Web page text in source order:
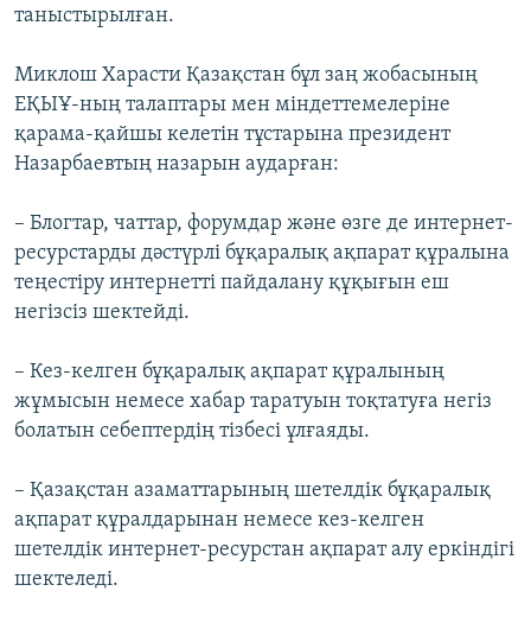
таныстырылған.
Миклош Харасти Қазақстан бұл заң жобасының
ЕҚЫҰ-ның талаптары мен міндеттемелеріне
қарама-қайшы келетін тұстарына президент
Назарбаевтың назарын аударған:
– Блогтар, чаттар, форумдар және өзге де интернет-
ресурстарды дәстүрлі бұқаралық ақпарат құралына
теңестіру интернетті пайдалану құқығын еш
негізсіз шектейді.
– Кез-келген бұқаралық ақпарат құралының
жұмысын немесе хабар таратуын тоқтатуға негіз
болатын себептердің тізбесі ұлғаяды.
– Қазақстан азаматтарының шетелдік бұқаралық
ақпарат құралдарынан немесе кез-келген
шетелдік интернет-ресурстан ақпарат алу еркіндігі
шектеледі.